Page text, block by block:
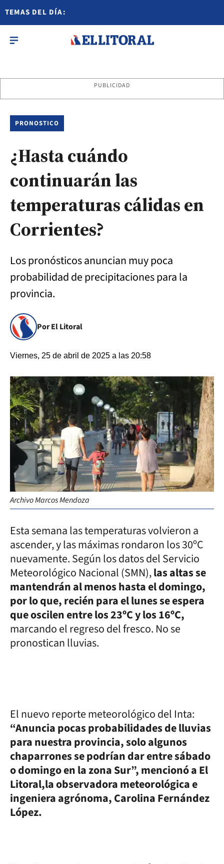
TEMAS DEL DÍA:
PUBLICIDAD
PRONOSTICO
¿Hasta cuándo
continuarán las
temperaturas cálidas en
Corrientes?
Los pronósticos anuncian muy poca
probabilidad de precipitaciones para la
provincia.
Por El Litoral
Viernes, 25 de abril de 2025 a las 20:58
Archivo Marcos Mendoza
Esta semana las temperaturas volvieron a
ascender, y las máximas rondaron los 30ºC
nuevamente. Según los datos del Servicio
Meteorológico Nacional (SMN),las altas se
mantendrán al menos hasta el domingo,
por lo que, recién para el lunes se espera
que oscilen entre los 23ºC y los 16ºC,
marcando el regreso del fresco. No se
pronostican lluvias.
El nuevo reporte meteorológico del Inta:
“Anuncia pocas probabilidades de lluvias
para nuestra provincia, solo algunos
chaparrones se podrían dar entre sábado
o domingo en la zona Sur”, mencionó a El
Litoral,la observadora meteorológica e
ingeniera agrónoma, Carolina Fernández
López.